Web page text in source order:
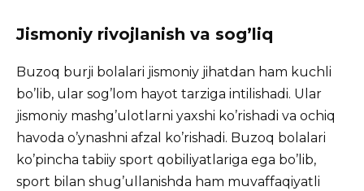
Jismoniy rivojlanish va sog’liq
Buzoq burji bolalari jismoniy jihatdan ham kuchli
bo’lib, ular sog’lom hayot tarziga intilishadi. Ular
jismoniy mashg’ulotlarni yaxshi ko’rishadi va ochiq
havoda o’ynashni afzal ko’rishadi. Buzoq bolalari
ko’pincha tabiiy sport qobiliyatlariga ega bo’lib,
sport bilan shug’ullanishda ham muvaffaqiyatli